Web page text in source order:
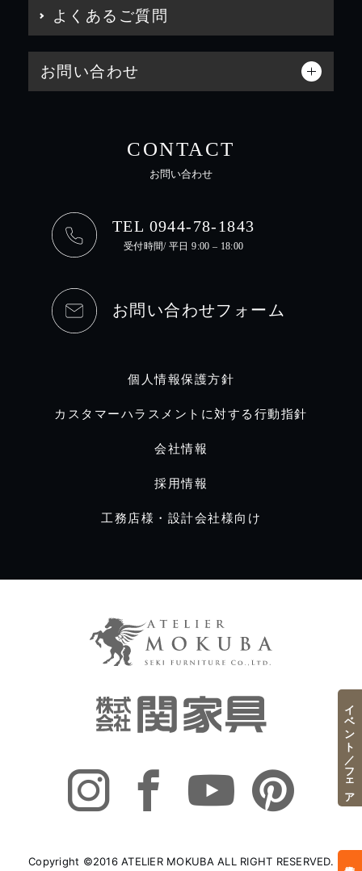
よくあるご質問
お問い合わせ
CONTACT
お問い合わせ
TEL 0944-78-1843
受付時間/ 平日 9:00 – 18:00
お問い合わせフォーム
個人情報保護方針
カスタマーハラスメントに対する行動指針
会社情報
採用情報
工務店様・設計会社様向け
Copyright ©2016 ATELIER MOKUBA ALL RIGHT RESERVED.
イベント／フェア